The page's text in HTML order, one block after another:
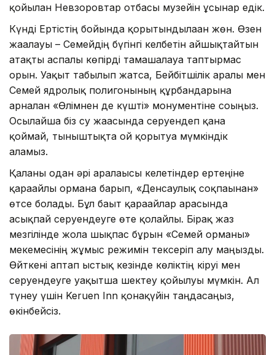
қойылған Невзоровтар отбасы музейін ұсынар едік.
Күнді Ертістің бойында қорытындылаған жөн. Өзен
жағалауы – Семейдің бүгінгі келбетін айшықтайтын
атақты аспалы көпірді тамашалауға таптырмас
орын. Уақыт табылып жатса, Бейбітшілік аралы мен
Семей ядролық полигонының құрбандарына
арналған «Өлімнен де күшті» монументіне соғыңыз.
Осылайша біз су жағасында серуендеп қана
қоймай, тыныштықта ой қорытуға мүмкіндік
аламыз.
Қаланы одан әрі аралағысы келетіндер ертеңіне
қарағайлы орманға барып, «Денсаулық соқпағынан»
өтсе болады. Бұл бағыт қарағайлар арасында
асықпай серуендеуге өте қолайлы. Бірақ жаз
мезгілінде жолға шықпас бұрын «Семей орманы»
мекемесінің жұмыс режимін тексеріп алу маңызды.
Өйткені аптап ыстық кезінде көліктің кіруі мен
серуендеуге уақытша шектеу қойылуы мүмкін. Ал
түнеу үшін Keruen Inn қонақүйін таңдасаңыз,
өкінбейсіз.